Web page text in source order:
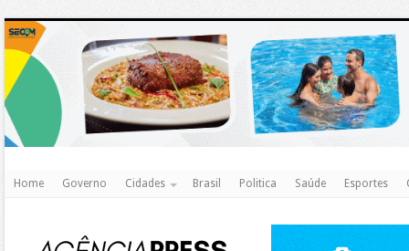
Home Governo Cidades Brasil Politica Saúde Esportes